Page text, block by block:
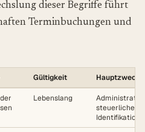
dieser Begriffe führt
Terminbuchungen und
Gültigkeit Hauptzweck
Lebenslang
steuerliche
Identifikation